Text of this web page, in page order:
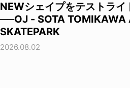
NEWシェイプをテストライ
──OJ - SOTA TOMIKAWA
SKATEPARK
2026.08.02